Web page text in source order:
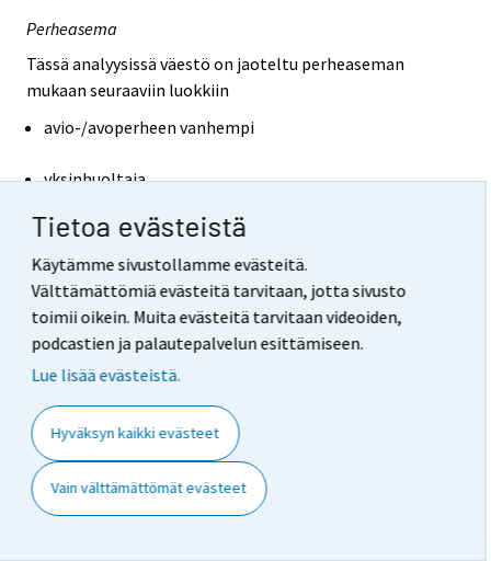
Tietoa evästeistä
Käytämme sivustollamme evästeitä.
Välttämättömiä evästeitä tarvitaan, jotta sivusto
toimii oikein. Muita evästeitä tarvitaan videoiden,
podcastien ja palautepalvelun esittämiseen.
Lue lisää evästeistä.
Hyväksyn kaikki evästeet
Vain välttämättömät evästeet
Perheasema
Tässä analyysissä väestö on jaoteltu perheaseman
mukaan seuraaviin luokkiin
avio-/avoperheen vanhempi
yksinhuoltaja
lapseton pari
yksin asuva
kotona asuva nuori
muu
Avio-/avoperheen vanhempiin luetaan kaikki avio- tai
avoliitossa olevat sekä rekisteröidyssä parisuhteessa
elävät, joilla asuu kotona myös omia ja/tai puolison
lapsia. Lapsettomia pareja ovat avio-/avoliitossa sekä